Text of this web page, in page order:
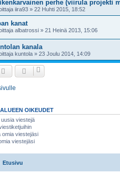
perhe (viirula projekti
iira93 » 22 Huhti 2015, 18:52
kanat
albatrossi » 21 Heinä 2013, 15:06
kanala
kuntola » 23 Joulu 2014, 14:09
OIKEUDET
viestejä
omia viestejäsi
viestejäsi
Etusivu